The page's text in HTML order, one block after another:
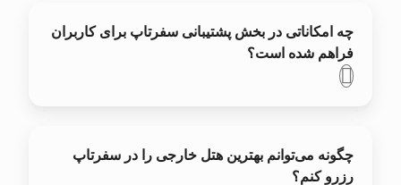
چه امکاناتی در بخش پشتیبانی سفرتاپ برای کاربران
فراهم شده است؟
چگونه می‌توانم بهترین هتل خارجی را در سفرتاپ
رزرو کنم؟